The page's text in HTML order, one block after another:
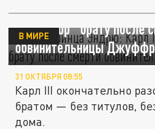
Конец принца Эндрю:
"приговор" брату после
обвинительницы
В МИРЕ
31 ОКТЯБРЯ 08:55
Карл III окончательно
братом — без титулов,
дома.